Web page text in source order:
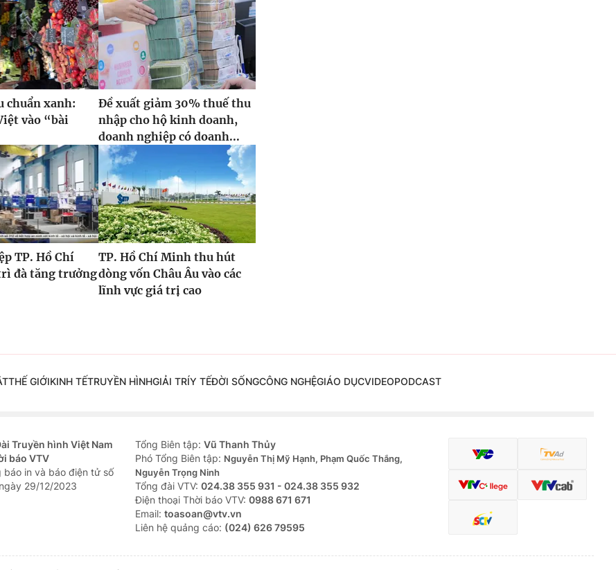
chuẩn xanh:
vào “bài
Đề xuất giảm 30% thuế thu
nhập cho hộ kinh doanh,
doanh nghiệp có doanh...
TP. Hồ Chí
đà tăng trưởng
TP. Hồ Chí Minh thu hút
dòng vốn Châu Âu vào các
lĩnh vực giá trị cao
THẾ GIỚIKINH TẾTRUYỀN HÌNHGIẢI TRÍY TẾĐỜI SỐNGCÔNG NGHỆGIÁO DỤCVIDEOPODCAST
Truyền hình Việt Nam
báo VTV
báo in và báo điện tử số
29/12/2023
Tổng Biên tập: Vũ Thanh Thủy
Phó Tổng Biên tập: Nguyễn Thị Mỹ Hạnh, Phạm Quốc Thắng,
Nguyễn Trọng Ninh
Tổng đài VTV: 024.38 355 931 - 024.38 355 932
Ðiện thoại Thời báo VTV: 0988 671 671
Email: toasoan@vtv.vn
Liên hệ quảng cáo: (024) 626 79595